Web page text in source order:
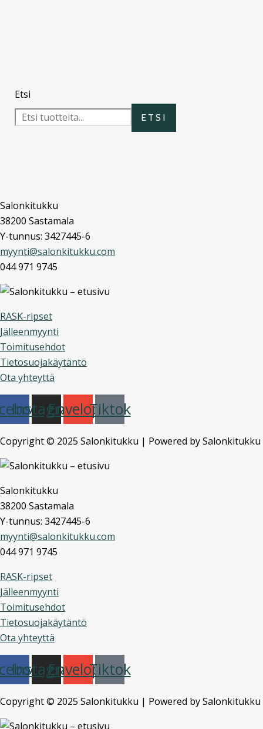
Etsi
ETSI
Salonkitukku
38200 Sastamala
Y-tunnus: 3427445-6
myynti@salonkitukku.com
044 971 9745
RASK-ripset
Jälleenmyynti
Toimitusehdot
Tietosuojakäytäntö
Ota yhteyttä
Instagram
EnvelopeTiktok
Copyright © 2025 Salonkitukku | Powered by Salonkitukku
Salonkitukku
38200 Sastamala
Y-tunnus: 3427445-6
myynti@salonkitukku.com
044 971 9745
RASK-ripset
Jälleenmyynti
Toimitusehdot
Tietosuojakäytäntö
Ota yhteyttä
Instagram
EnvelopeTiktok
Copyright © 2025 Salonkitukku | Powered by Salonkitukku